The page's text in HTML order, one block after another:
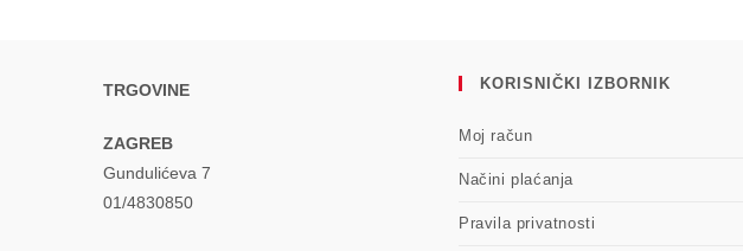
TRGOVINE
ZAGREB
Gundulićeva 7
01/4830850
KORISNIČKI IZBORNIK
Moj račun
Načini plaćanja
Pravila privatnosti